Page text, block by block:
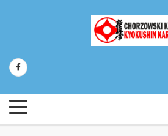
Chorzowski Klub